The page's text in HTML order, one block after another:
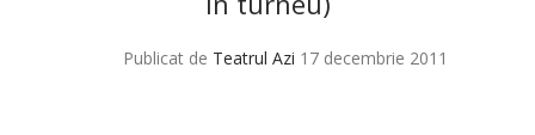
Publicat de Teatrul Azi 17 decembrie 2011